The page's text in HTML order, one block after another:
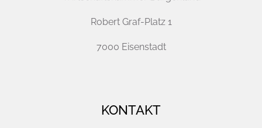
Robert Graf-Platz 1
7000 Eisenstadt
KONTAKT